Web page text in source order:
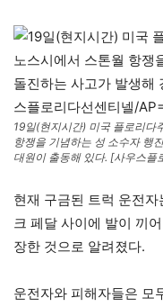
19일(현지시간) 미국 플로리다
항쟁을 기념하는 성 소수자 행
대원이 출동해 있다. [사우스
현재 구금된 트럭 운전
크 페달 사이에 발이 끼
장한 것으로 알려졌다.
운전자와 피해자들은 모